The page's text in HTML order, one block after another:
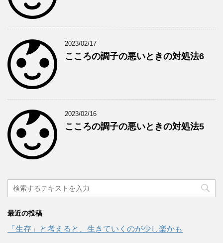
2023/02/17
こころの調子の悪いときの対処法6
2023/02/16
こころの調子の悪いときの対処法5
最近の投稿
「生存」と考えると、生きていくのが少し楽かも